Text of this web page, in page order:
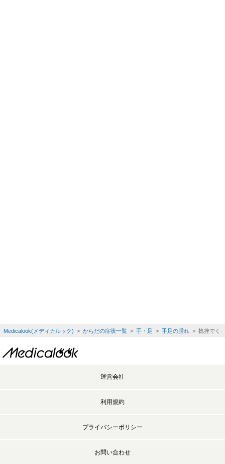
Medicalook(メディカルック) > からだの症状一覧> 手・足 > 手足の腫れ> 捻挫でくる
運営会社
利用規約
プライバシーポリシー
お問い合わせ